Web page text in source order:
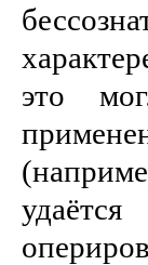
это